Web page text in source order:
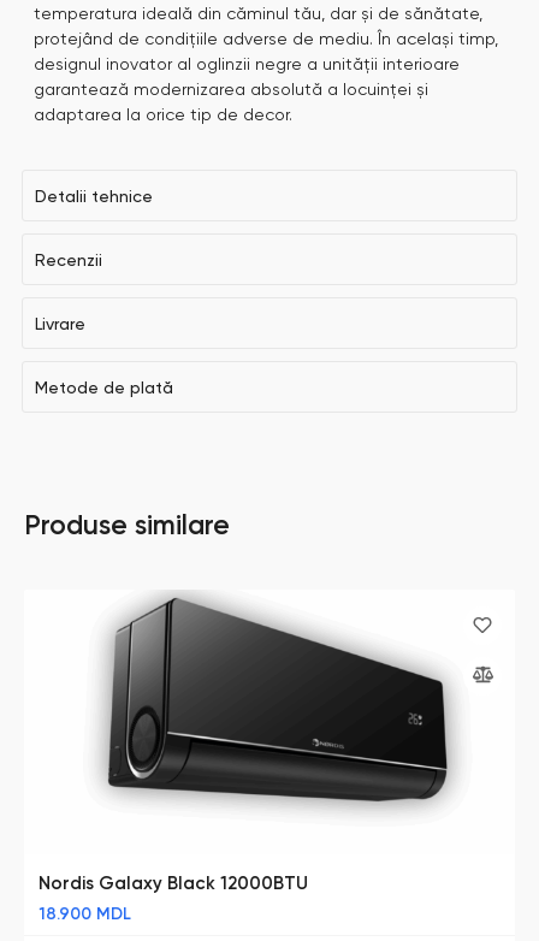
temperatura ideală din căminul tău, dar și de sănătate,
protejând de condițiile adverse de mediu. În același timp,
designul inovator al oglinzii negre a unității interioare
garantează modernizarea absolută a locuinței și
adaptarea la orice tip de decor.
Detalii tehnice
Recenzii
Livrare
Metode de plată
Produse similare
Nordis Galaxy Black 12000BTU
18.900 MDL